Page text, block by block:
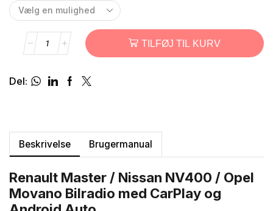
TILFØJ TIL KURV
Del:
Beskrivelse Brugermanual
Renault Master / Nissan NV400 / Opel
Movano Bilradio med CarPlay og